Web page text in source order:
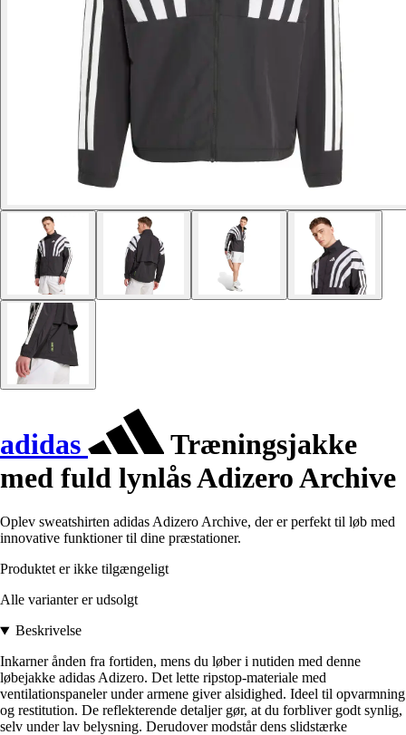
adidas
Træningsjakke
med fuld lynlås Adizero Archive
Oplev sweatshirten adidas Adizero Archive, der er perfekt til løb med
innovative funktioner til dine præstationer.
Produktet er ikke tilgængeligt
Alle varianter er udsolgt
Beskrivelse
Inkarner ånden fra fortiden, mens du løber i nutiden med denne
løbejakke adidas Adizero. Det lette ripstop-materiale med
ventilationspaneler under armene giver alsidighed. Ideel til opvarmning
og restitution. De reflekterende detaljer gør, at du forbliver godt synlig,
selv under lav belysning. Derudover modstår dens slidstærke